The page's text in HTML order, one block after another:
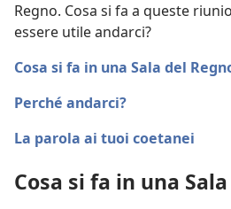
Regno. Cosa si fa a queste
essere utile andarci?
Cosa si fa in una Sala del
Perché andarci?
La parola ai tuoi coetanei
Cosa si fa in una